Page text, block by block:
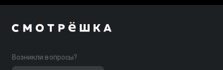
Возникли вопросы?